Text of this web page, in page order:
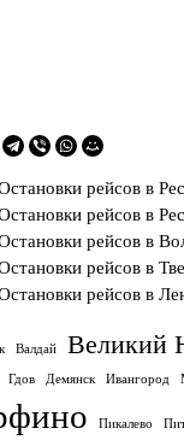
рейсов в
рейсов в
рейсов в
рейсов в
рейсов в
Валдай Великий
Гдов Демянск Ивангород
Пикалево